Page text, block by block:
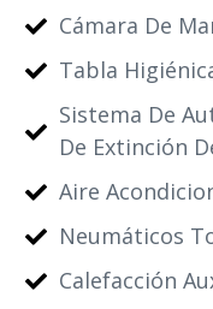
Cámara De
Tabla
Sistema De
De Extinción
Aire
Neumáticos
Calefacción